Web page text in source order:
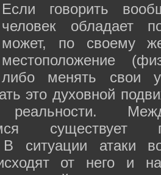
Если говорить
человек обладает
может, по своему
местоположение
либо менять свои
это духовной
реальности.
существует
В ситуации атаки
от него и